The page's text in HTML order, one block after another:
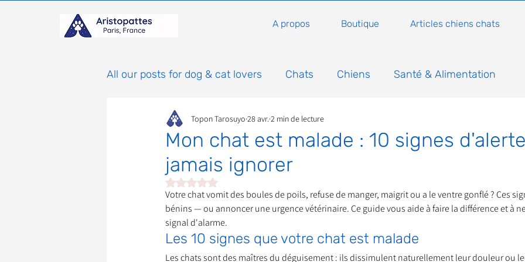
A propos Boutique Articles chiens chats
All our posts for dog & cat lovers Chats Chiens Santé & Alimentation
Comportement & Éducation Conseils, histoires sur les chats
Mammifères Nature
Adoptions : Frais et Procédure Animations Annonce Appel aux dons
Mon chat est malade : 10 signes
jamais ignorer
Topon Tarosuyo 28 avr.2 min de lecture
Noté NaN étoiles sur 5.
Votre chat vomit des boules de poils, refuse de manger, maigrit ou a le ventre gonflé ? Ces
bénins — ou annoncer une urgence vétérinaire. Ce guide vous aide à faire la différence et à
signal d'alarme.
Les 10 signes que votre chat est malade
Les chats sont des maîtres du déguisement : ils dissimulent naturellement leur douleur ou